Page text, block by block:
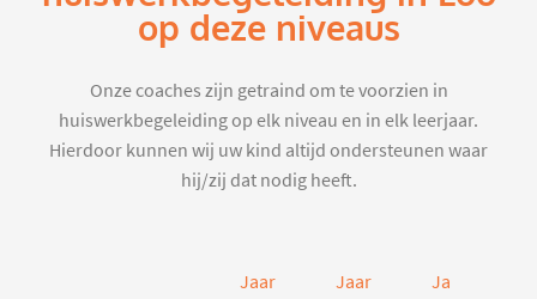
op deze niveaus
Onze coaches zijn getraind om te voorzien in
huiswerkbegeleiding op elk niveau en in elk leerjaar.
Hierdoor kunnen wij uw kind altijd ondersteunen waar
hij/zij dat nodig heeft.
Jaar
Jaar
Jaar